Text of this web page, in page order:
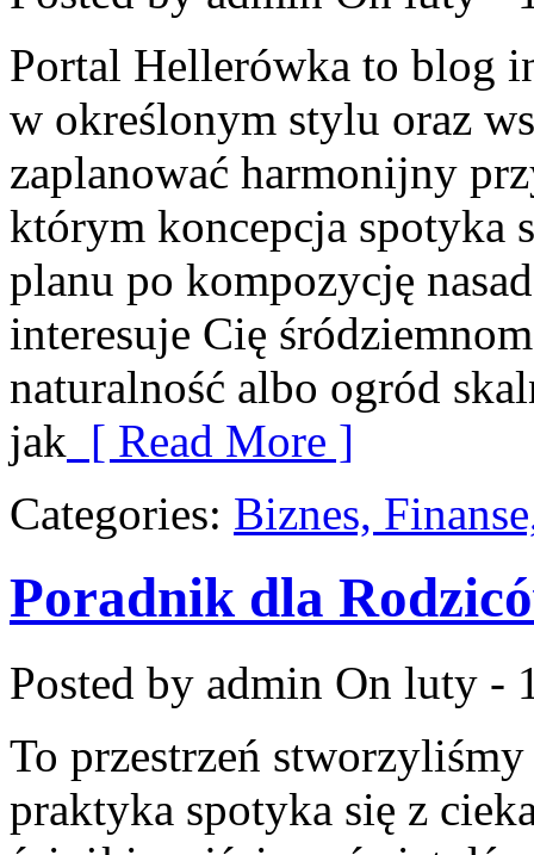
Portal Hellerówka to blog
w określonym stylu oraz
zaplanować harmonijny
którym koncepcja spotyka
planu po kompozycję
interesuje Cię
naturalność albo ogród
jak [ Read More ]
Categories: Biznes,
Poradnik dla
Posted by admin On luty -
To przestrzeń
praktyka spotyka się z